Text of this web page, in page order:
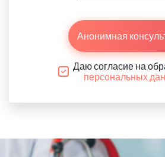
Анонимная
Даю согласие на
персональных